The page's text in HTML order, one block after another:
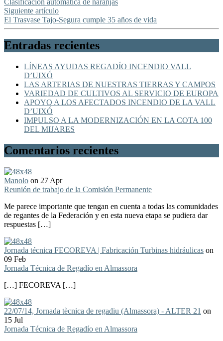
Siguiente artículo
El Trasvase Tajo-Segura cumple 35 años de vida
Entradas recientes
LÍNEAS AYUDAS REGADÍO INCENDIO VALL
D’UIXÓ
LAS ARTERIAS DE NUESTRAS TIERRAS Y CAMPOS
VARIEDAD DE CULTIVOS AL SERVICIO DE EUROPA
APOYO A LOS AFECTADOS INCENDIO DE LA VALL
D’UIXÓ
IMPULSO A LA MODERNIZACIÓN EN LA COTA 100
DEL MIJARES
Comentarios recientes
Manolo on 27 Apr
Reunión de trabajo de la Comisión Permanente
Me parece importante que tengan en cuenta a todas las comunidades
de regantes de la Federación y en esta nueva etapa se pudiera dar
respuestas […]
Jornada técnica FECOREVA | Fabricación Turbinas hidráulicas on
09 Feb
Jornada Técnica de Regadío en Almassora
[…] FECOREVA […]
22/07/14, Jornada tècnica de regadiu (Almassora) - ALTER 21 on
15 Jul
Jornada Técnica de Regadío en Almassora